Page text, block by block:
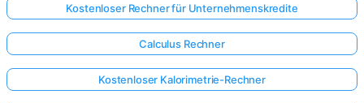
Kostenloser Rechner für Unternehmenskredite
Calculus Rechner
Kostenloser Kalorimetrie-Rechner